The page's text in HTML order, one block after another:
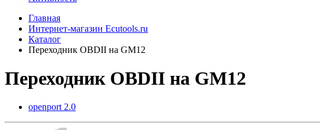
Главная
Интернет-магазин Ecutools.ru
Каталог
Переходник OBDII на GM12
Переходник OBDII на GM12
openport 2.0